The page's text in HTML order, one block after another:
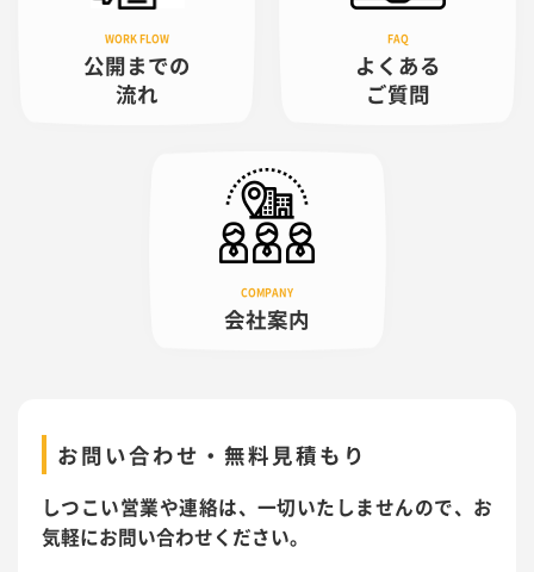
公開までの
流れ
よくある
ご質問
会社案内
お問い合わせ・無料見積もり
しつこい営業や連絡は、一切いたしませんので、お
気軽にお問い合わせください。